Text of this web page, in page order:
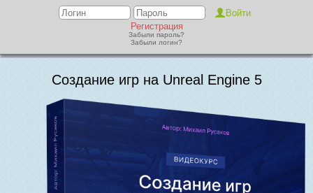
Регистрация
Забыли пароль?
Забыли логин?
Создание игр на Unreal Engine 5